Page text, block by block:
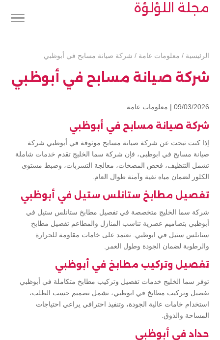
مجلة اللؤلؤة
الرئيسية / معلومات عامة / شركة صيانة مسابح في أبوظبي
شركة صيانة مسابح في أبوظبي
09/03/2026 | معلومات عامة
شركة صيانة مسابح في أبوظبي
إذا كنت تبحث عن شركة صيانة مسابح موثوقة في أبوظبي شركة
صيانة مسابح في ابوظبى، فإن شركة سما الخليج تقدم خدمات شاملة
تشمل التنظيف، فحص المضخات، معالجة التسربات، وضبط مستوى
الكلور لضمان مياه نقية وآمنة طوال العام.
تفصيل مطابخ ستانلس ستيل في أبوظبي
شركة سما الخليج متخصصة في تفصيل مطابخ ستانلس ستيل في
أبوظبي بتصاميم عصرية تناسب المنازل والمطاعم تفصيل مطابخ
ستانلس ستيل في ابوظبي. نعتمد على خامات مقاومة للحرارة
والرطوبة لضمان الجودة وطول العمر.
تفصيل وتركيب مطابخ في أبوظبي
توفر سما الخليج خدمات تفصيل وتركيب مطابخ متكاملة في أبوظبي
تفصيل وتركيب مطابخ في ابوظبي، تشمل تصميم حسب الطلب،
استخدام خامات عالية الجودة، وتنفيذ احترافي يراعي احتياجات
المساحة والذوق.
حداد في أبوظبي